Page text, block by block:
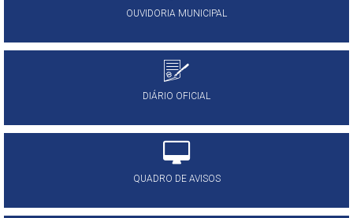
OUVIDORIA MUNICIPAL
DIÁRIO OFICIAL
QUADRO DE AVISOS